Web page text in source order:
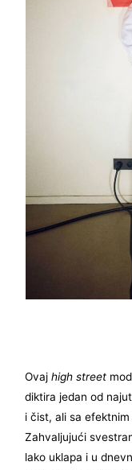
Ovajhigh street
diktira jedan od
i čist, ali sa
Zahvaljujući
lako uklapa i u